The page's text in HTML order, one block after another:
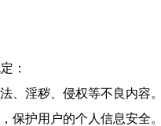
：
、淫秽、侵权等不良内容。
保护用户的个人信息安全。